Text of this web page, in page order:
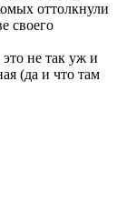
оттолкнули
своего
не так уж и
(да и что там